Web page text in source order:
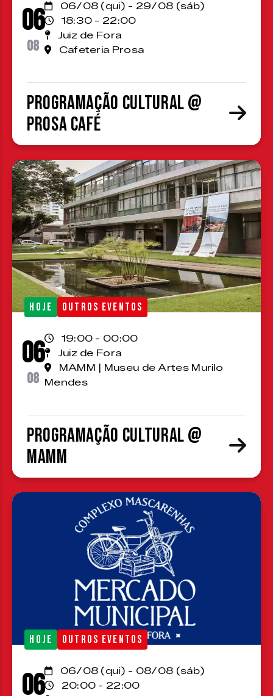
06
08
06/08 (qui) - 29/08 (sáb)
18:30 - 22:00
Juiz de Fora
Cafeteria Prosa
Programação cultural @
Prosa Café
HOJE OUTROS EVENTOS
06
08
19:00 - 00:00
Juiz de Fora
MAMM | Museu de Artes Murilo
Mendes
Programação cultural @
MAMM
HOJE OUTROS EVENTOS
06
06/08 (qui) - 08/08 (sáb)
20:00 - 22:00